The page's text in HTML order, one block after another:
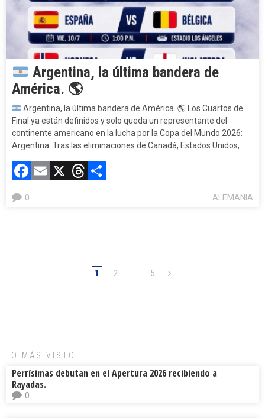
Argentina, la última bandera de
América. 🌎
Argentina, la última bandera de América. 🌎 Los Cuartos de
Final ya están definidos y solo queda un representante del
continente americano en la lucha por la Copa del Mundo 2026:
Argentina. Tras las eliminaciones de Canadá, Estados Unidos,…
Facebook
Email
X Threads
ALEMANIA
0
1 2 … 5
LO MÁS VISTO
Perrísimas debutan en el Apertura 2026 recibiendo a
Rayadas.
0